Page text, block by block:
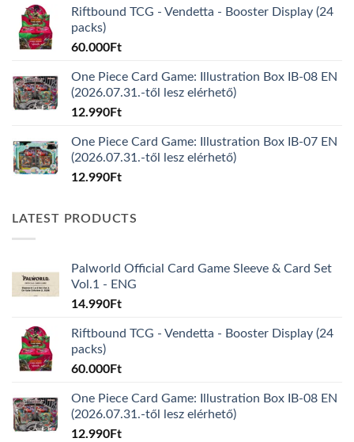
Riftbound TCG - Vendetta - Booster Display (24
packs)
60.000Ft
One Piece Card Game: Illustration Box IB-08 EN
(2026.07.31.-től lesz elérhető)
12.990Ft
One Piece Card Game: Illustration Box IB-07 EN
(2026.07.31.-től lesz elérhető)
12.990Ft
LATEST PRODUCTS
Palworld Official Card Game Sleeve & Card Set
Vol.1 - ENG
14.990Ft
Riftbound TCG - Vendetta - Booster Display (24
packs)
60.000Ft
One Piece Card Game: Illustration Box IB-08 EN
(2026.07.31.-től lesz elérhető)
12.990Ft